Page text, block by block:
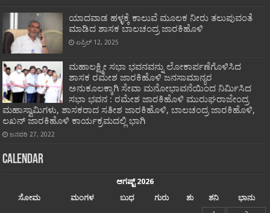
ಯಾದವಾಡ ಹಳ್ಳಕ್ಕೆ ಕಾಲುವೆ ಮೂಲಕ ನೀರು ತಲುಪುವಂತೆ
ಮಾಡಿದ ಶಾಸಕ ಬಾಲಚಂದ್ರ ಜಾರಕಿಹೊಳಿ
ಏಪ್ರಿಲ್ 12, 2025
ಮಹಾಲಕ್ಷ್ಮೀ ಸಭಾ ಭವನವನ್ನು ಲೋಕಾರ್ಪಣೆಗೊಳಿಸಿದ
ಶಾಸಕ ರಮೇಶ ಜಾರಕಿಹೊಳಿ ಜನಸಾಮಾನ್ಯರ
ಅನುಕೂಲಕ್ಕಾಗಿ ಸೇವಾ ಮನೋಭಾವನೆಯಿಂದ ನಿರ್ಮಿಸಿದ
ಸಭಾ ಭವನ : ರಮೇಶ ಜಾರಕಿಹೊಳಿ ಮುರುಘರಾಜೇಂದ್ರ
ಮಹಾಸ್ವಾಮಿಗಳು, ಶಾಸಕರಾದ ಸತೀಶ ಜಾರಕಿಹೊಳಿ, ಬಾಲಚಂದ್ರ ಜಾರಕಿಹೊಳಿ,
ಲಖನ್ ಜಾರಕಿಹೊಳಿ ಕಾರ್ಯಕ್ರಮದಲ್ಲಿ ಭಾಗಿ
ಜನವರಿ 27, 2022
Calendar
ಆಗಷ್ಟ್ 2026
ಸೋಮ
ಮಂಗಳ ಬುಧ ಗುರು ಶು ಶನಿ
ಭಾನು